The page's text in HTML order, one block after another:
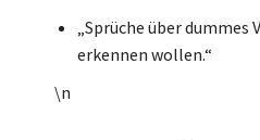
„Sprüche über
erkennen wollen.“
\n